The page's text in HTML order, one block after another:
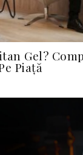
Gel?
Piață